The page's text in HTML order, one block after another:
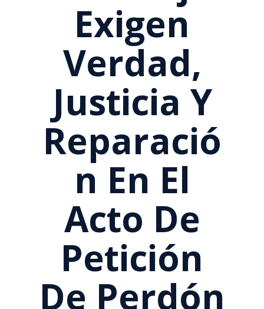
Exigen
Verdad,
Justicia Y
Reparació
N En El
Acto De
Petición
De Perdón